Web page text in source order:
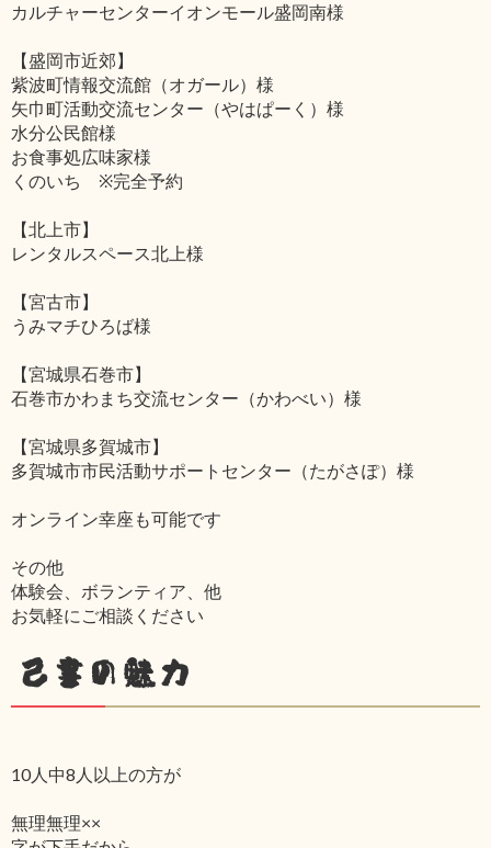
カルチャーセンターイオンモール盛岡南様
【盛岡市近郊】
紫波町情報交流館（オガール）様
矢巾町活動交流センター（やはぱーく）様
水分公民館様
お食事処広味家様
くのいち ※完全予約
【北上市】
レンタルスペース北上様
【宮古市】
うみマチひろば様
【宮城県石巻市】
石巻市かわまち交流センター（かわべい）様
【宮城県多賀城市】
多賀城市市民活動サポートセンター（たがさぽ）様
オンライン幸座も可能です
その他
体験会、ボランティア、他
お気軽にご相談ください
己書の魅力
10人中8人以上の方が
無理無理××